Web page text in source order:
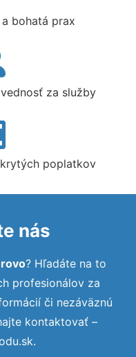
bohatá prax
za služby
poplatkov
nás
? Hľadáte na to
profesionálov za
či nezáväznú
kontaktovať –